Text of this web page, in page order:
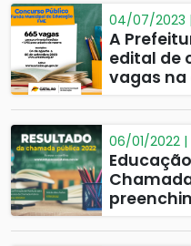
04/07/2023 |
A
edital de
vagas na
06/01/2022 |